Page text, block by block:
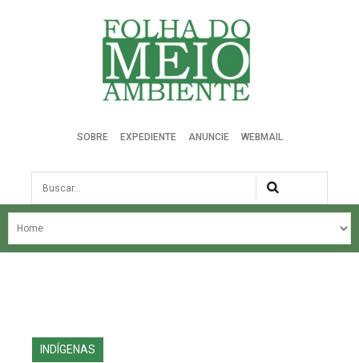
Folha do Meio Ambiente
SOBRE EXPEDIENTE ANUNCIE WEBMAIL
Busca
NOSSA HISTÓRIA
EDIÇÕES ANTERIORES
INDÍGENAS